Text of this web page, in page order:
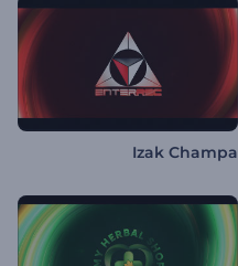
Izak Champa